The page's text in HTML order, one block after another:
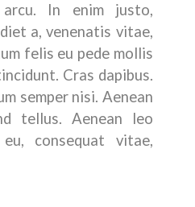
In enim justo,
a, venenatis vitae,
felis eu pede mollis
Cras dapibus.
semper nisi. Aenean
tellus. Aenean leo
consequat vitae,